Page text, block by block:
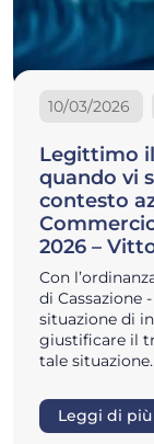
10/03/2026
Legittimo
quando vi
contesto
2026 –
Con
di Cassazione
situazione di
giustificare il
tale
Leggi di più